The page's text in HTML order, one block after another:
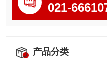
021-
产品分类